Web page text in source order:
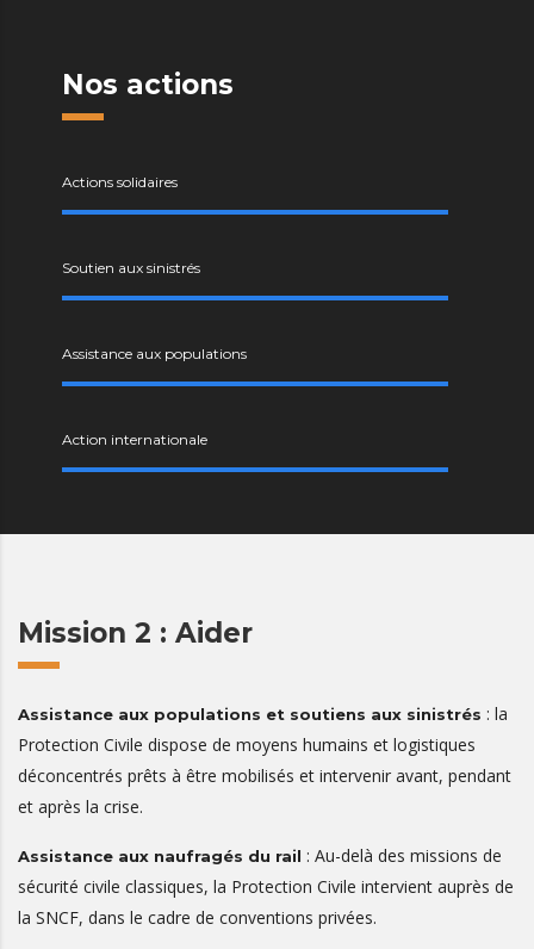
Nos actions
Actions solidaires
Soutien aux sinistrés
Assistance aux populations
Action internationale
Mission 2 : Aider
Assistance aux populations et soutiens aux sinistrés : la
Protection Civile dispose de moyens humains et logistiques
déconcentrés prêts à être mobilisés et intervenir avant, pendant
et après la crise.
Assistance aux naufragés du rail : Au-delà des missions de
sécurité civile classiques, la Protection Civile intervient auprès de
la SNCF, dans le cadre de conventions privées.